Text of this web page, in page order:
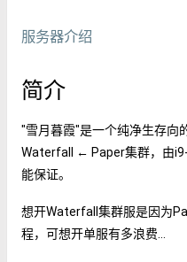
服务器介绍
简介
"雪月暮霞"是一个纯净生存向
Waterfall ← Paper集群，由
能保证。
想开Waterfall集群服是因为
程，可想开单服有多浪费…